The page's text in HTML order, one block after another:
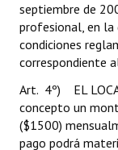
septiembre de
profesional, en la
condiciones
correspondiente
Art. 4º) EL
concepto un
($1500)
pago podrá